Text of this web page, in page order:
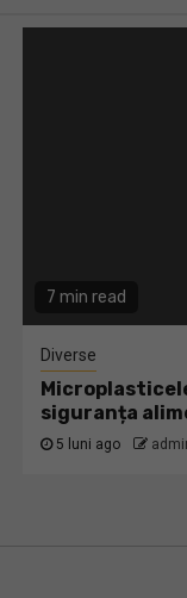
7 min read
Diverse
siguranța
5 luni ago